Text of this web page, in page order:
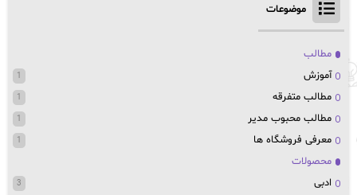
موضوعات
مطالب
آموزش
1
مطالب متفرقه 1
مطالب محبوب مدیر 1
معرفی فروشگاه ها 1
محصولات
ادبی
3